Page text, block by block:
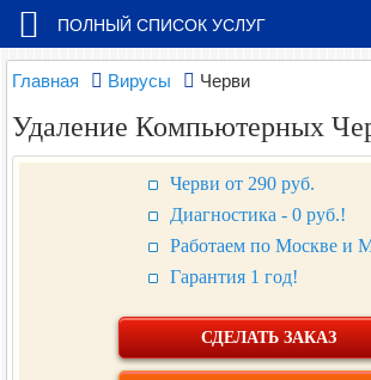
ПОЛНЫЙ СПИСОК УСЛУГ
Главная Вирусы Черви
Удаление Компьютерных
Черви от 290руб.
Диагностика - 0 руб.!
Работаем по Москве и
Гарантия 1 год!
СДЕЛАТЬ ЗАКАЗ